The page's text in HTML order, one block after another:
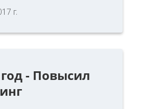
г.
- Повысил